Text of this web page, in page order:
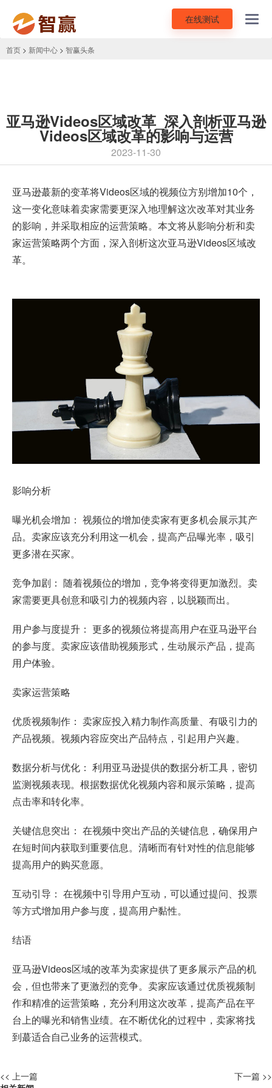
在线测试
首页 > 新闻中心 > 智赢头条
亚马逊Videos区域改革_深入剖析亚马逊
Videos区域改革的影响与运营
2023-11-30
亚马逊蕞新的变革将Videos区域的视频位方别增加10个，
这一变化意味着卖家需要更深入地理解这次改革对其业务
的影响，并采取相应的运营策略。本文将从影响分析和卖
家运营策略两个方面，深入剖析这次亚马逊Videos区域改
革。
影响分析
曝光机会增加： 视频位的增加使卖家有更多机会展示其产
品。卖家应该充分利用这一机会，提高产品曝光率，吸引
更多潜在买家。
竞争加剧： 随着视频位的增加，竞争将变得更加激烈。卖
家需要更具创意和吸引力的视频内容，以脱颖而出。
用户参与度提升： 更多的视频位将提高用户在亚马逊平台
的参与度。卖家应该借助视频形式，生动展示产品，提高
用户体验。
卖家运营策略
优质视频制作： 卖家应投入精力制作高质量、有吸引力的
产品视频。视频内容应突出产品特点，引起用户兴趣。
数据分析与优化： 利用亚马逊提供的数据分析工具，密切
监测视频表现。根据数据优化视频内容和展示策略，提高
点击率和转化率。
关键信息突出： 在视频中突出产品的关键信息，确保用户
在短时间内获取到重要信息。清晰而有针对性的信息能够
提高用户的购买意愿。
互动引导： 在视频中引导用户互动，可以通过提问、投票
等方式增加用户参与度，提高用户黏性。
结语
亚马逊Videos区域的改革为卖家提供了更多展示产品的机
会，但也带来了更激烈的竞争。卖家应该通过优质视频制
作和精准的运营策略，充分利用这次改革，提高产品在平
台上的曝光和销售业绩。在不断优化的过程中，卖家将找
到蕞适合自己业务的运营模式。
<< 上一篇
下一篇 >>